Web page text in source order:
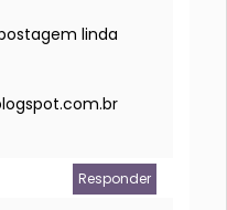
linda
Responder